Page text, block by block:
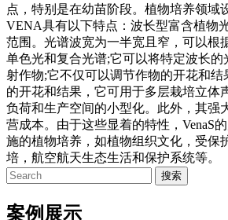
点，特别是在幼苗阶段。植物培养领域
VENA具有以下特点：波长型富含植物
范围。光谱波宽为一半宽且窄，可以根
单色光和复合光谱;它可以将特定波长的
射作物;它不仅可以调节作物的开花和结
的开花和结果，它可用于多层栽培立体
负荷和生产空间的小型化。此外，其强
营成本。由于这些显着的特性，VenaS
施的植物培养，如植物组织文化，受保
培，航空航天生态生活和保护系统等。
案例展示